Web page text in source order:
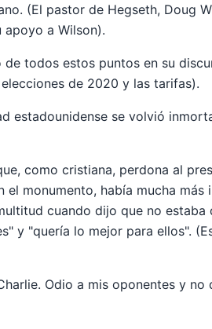
(El pastor de Hegseth, Doug
apoyo a Wilson).
todos estos puntos en su
de 2020 y las tarifas).
estadounidense se volvió
como cristiana, perdona al
el monumento, había mucha
cuando dijo que no estaba
y "quería lo mejor para ellos".
Odio a mis oponentes y no